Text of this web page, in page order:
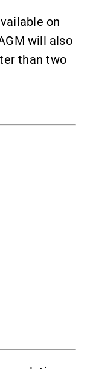
on
will also
than two